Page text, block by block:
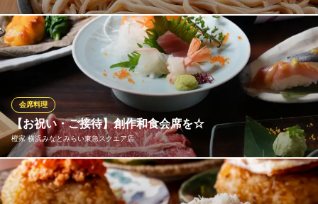
和風カフェ
みなとみらい線みなとみらい駅 徒歩5分
神奈川県横浜市西区みなとみらい4-6-2 みなとみらいグランドセントラルタワー1F
創業100年！<蕎麦の名店>老舗平沼田中家の伝統の蕎麦 100年の
歴史を誇る平沼田中家との業務提携によって、みなとみらいで老
舗蕎麦屋の味を… 田中家の”鴨(かも)刻み蕎麦”の味をみなとみらい
で堪能できます。
創作料理・そば居酒屋 正しげ
企業宴会・飲み会・接待
みなとみらい線みなとみらい駅 徒歩1分
神奈川県横浜市西区みなとみらい3-6-3 MMパークビル1F
【お祝い・ご接待】創作和食会席を☆
橙家 横浜みなとみらい東急スクエア店
会席料理
接待や社内懇親会、ご家族のお誕生日、ご長寿のお祝いなど、大
事な集まりには落ち着いてお召し上がり頂ける会席コースをおす